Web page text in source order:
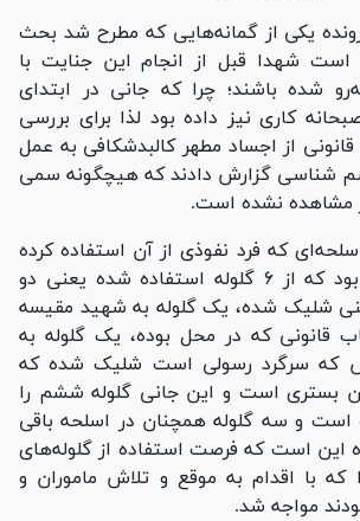
یکی از گمانه‌هایی که مطرح شد بحث
شهدا قبل از انجام این جنایت با
شده باشند؛ چرا که جانی در ابتدای
کاری نیز داده بود لذا برای بررسی
از اجساد مطهر کالبدشکافی به عمل
شناسی گزارش دادند که هیچگونه سمی
مشاهده نشده است.
که فرد نفوذی از آن استفاده کرده
بود دارای ۹ گلوله بود که از ۶ گلوله استفاده شده یعنی دو
شلیک شده، یک گلوله به شهید مقیسه
قانونی که در محل بوده، یک گلوله به
که سرگرد رسولی است شلیک شده که
بستری است و این جانی گلوله ششم را
و سه گلوله همچنان در اسلحه باقی
این است که فرصت استفاده از گلوله‌های
که با اقدام به موقع و تلاش ماموران و
مواجه شد.